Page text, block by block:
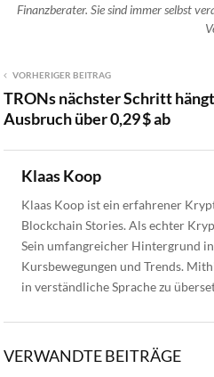
Finanzberater. Sie sind immer selbst
VORHERIGER BEITRAG
TRONs nächster Schritt
Ausbruch über 0,29 $ ab
Klaas Koop
Klaas Koop ist ein erfahrener
Blockchain Stories. Als echter
Sein umfangreicher Hintergrund
Kursbewegungen und Trends.
in verständliche Sprache zu
VERWANDTE BEITRÄGE